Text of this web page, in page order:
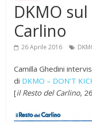
DKMO
Carlino
26 Aprile 2016
Camilla Ghedini
di DKMO – DON’T
[il Resto del Carlino,